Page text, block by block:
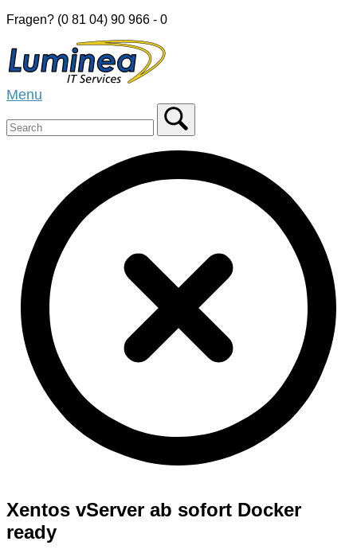
Skip
content
Fragen? (0 81 04) 90 966 - 0
Home
Menu
Xentos vServer ab sofort Docker
ready